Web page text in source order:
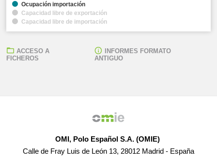
Ocupación importación
Capacidad libre de exportación
Capacidad libre de importación
ACCESO A
FICHEROS
INFORMES FORMATO
ANTIGUO
OMI, Polo Español S.A. (OMIE)
Calle de Fray Luis de León 13, 28012 Madrid - España